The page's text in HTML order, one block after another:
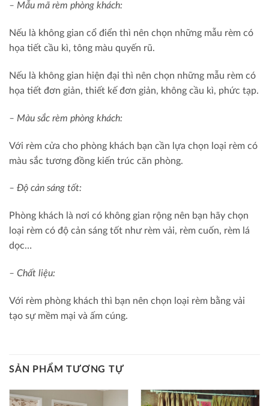
– Mẫu mã rèm phòng khách:
Nếu là không gian cổ điển thì nên chọn những mẫu rèm có
họa tiết cầu kì, tông màu quyến rũ.
Nếu là không gian hiện đại thì nên chọn những mẫu rèm có
họa tiết đơn giản, thiết kế đơn giản, không cầu kì, phức tạp.
– Màu sắc rèm phòng khách:
Với rèm cửa cho phòng khách bạn cần lựa chọn loại rèm có
màu sắc tương đồng kiến trúc căn phòng.
– Độ cản sáng tốt:
Phòng khách là nơi có không gian rộng nên bạn hãy chọn
loại rèm có độ cản sáng tốt như rèm vải, rèm cuốn, rèm lá
dọc…
– Chất liệu:
Với rèm phòng khách thì bạn nên chọn loại rèm bằng vải
tạo sự mềm mại và ấm cúng.
SẢN PHẨM TƯƠNG TỰ